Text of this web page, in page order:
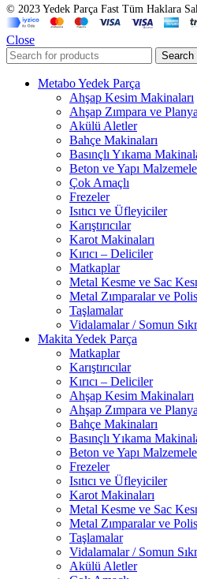
© 2023 Yedek Parça Fast Tüm Haklara
Close
Search
Metabo Yedek Parça
Ahşap Kesim Makinaları
Ahşap Zımpara ve
Akülü Aletler
Bahçe Makinaları
Basınçlı Yıkama
Beton ve Yapı
Çok Amaçlı
Frezeler
Isıtıcı ve Üfleyiciler
Karıştırıcılar
Karot Makinaları
Kırıcı – Deliciler
Matkaplar
Metal Kesme ve Sac
Metal Zımparalar ve
Taşlamalar
Vidalamalar / Somun
Makita Yedek Parça
Matkaplar
Karıştırıcılar
Kırıcı – Deliciler
Ahşap Kesim Makinaları
Ahşap Zımpara ve
Bahçe Makinaları
Basınçlı Yıkama
Beton ve Yapı
Frezeler
Isıtıcı ve Üfleyiciler
Karot Makinaları
Metal Kesme ve Sac
Metal Zımparalar ve
Taşlamalar
Vidalamalar / Somun
Akülü Aletler